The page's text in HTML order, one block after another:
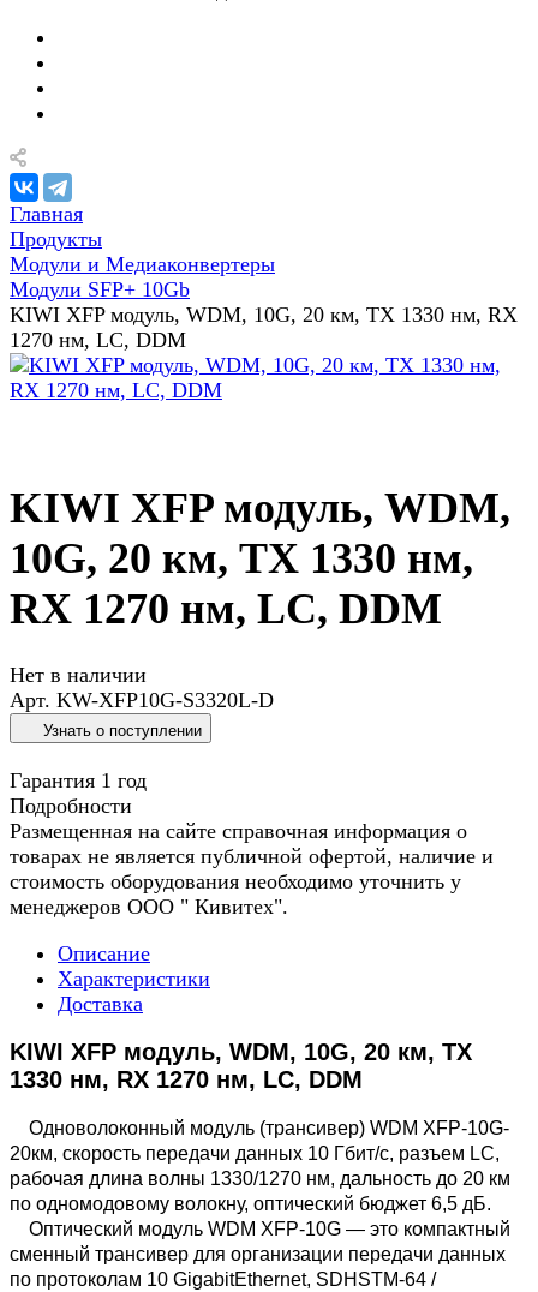
Главная
Продукты
Модули и Медиаконвертеры
Модули SFP+ 10Gb
KIWI XFP модуль, WDM, 10G, 20 км, TX 1330 нм, RX
1270 нм, LC, DDM
KIWI XFP модуль, WDM,
10G, 20 км, TX 1330 нм,
RX 1270 нм, LC, DDM
Нет в наличии
Арт. KW-XFP10G-S3320L-D
Узнать о поступлении
Гарантия 1 год
Подробности
Размещенная на сайте справочная информация о
товарах не является публичной офертой, наличие и
стоимость оборудования необходимо уточнить у
менеджеров ООО " Кивитех".
Описание
Характеристики
Доставка
KIWI XFP модуль, WDM, 10G, 20 км, TX
1330 нм, RX 1270 нм, LC, DDM
Одноволоконный модуль (трансивер) WDM XFP-10G-
20км, скорость передачи данных 10 Гбит/с, разъем LC,
рабочая длина волны 1330/1270 нм, дальность до 20 км
по одномодовому волокну, оптический бюджет 6,5 дБ.
Оптический модуль WDM XFP-10G — это компактный
сменный трансивер для организации передачи данных
по протоколам 10 GigabitEthernet, SDHSTM-64 /